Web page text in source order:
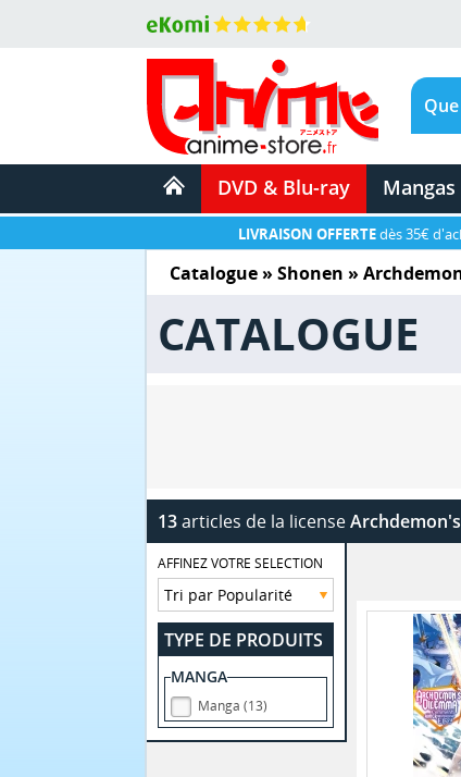
DVD & Blu-ray Mangas
LIVRAISON OFFERTEdès 35€
Catalogue» Shonen »
CATALOGUE
13articles de la license
AFFINEZ VOTRE SELECTION
TYPE DE PRODUITS
MANGA
Manga (13)